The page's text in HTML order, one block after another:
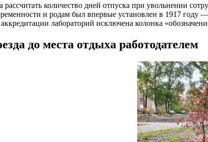
количество дней отпуска при увольнении
и родам был впервые установлен в 1917 году —
лабораторий исключена колонка
до места отдыха работодателем